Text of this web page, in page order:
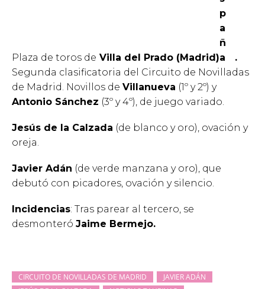
Plaza de toros de Villa del Prado (Madrid)
.
Segunda clasificatoria del Circuito de Novilladas
de Madrid. Novillos de Villanueva (1º y 2º) y
Antonio Sánchez (3º y 4º), de juego variado.
Jesús de la Calzada (de blanco y oro), ovación y
oreja.
Javier Adán (de verde manzana y oro), que
debutó con picadores, ovación y silencio.
Incidencias: Tras parear al tercero, se
desmonteró Jaime Bermejo.
CIRCUITO DE NOVILLADAS DE MADRID
JAVIER ADÁN